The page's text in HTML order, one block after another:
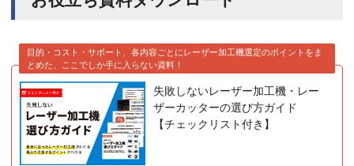
目的・コスト・サポート、各内容ごとにレーザー加工機選定のポイントをま
とめた、ここでしか手に入らない資料！
失敗しないレーザー加工機・レー
ザーカッターの選び方ガイド
【チェックリスト付き】